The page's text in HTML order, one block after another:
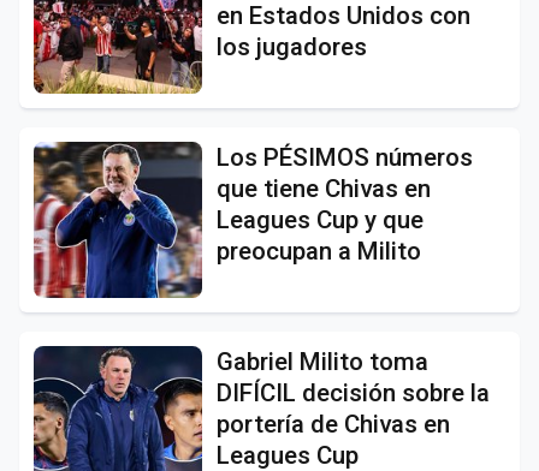
en Estados Unidos con
los jugadores
Los PÉSIMOS números
que tiene Chivas en
Leagues Cup y que
preocupan a Milito
Gabriel Milito toma
DIFÍCIL decisión sobre la
portería de Chivas en
Leagues Cup